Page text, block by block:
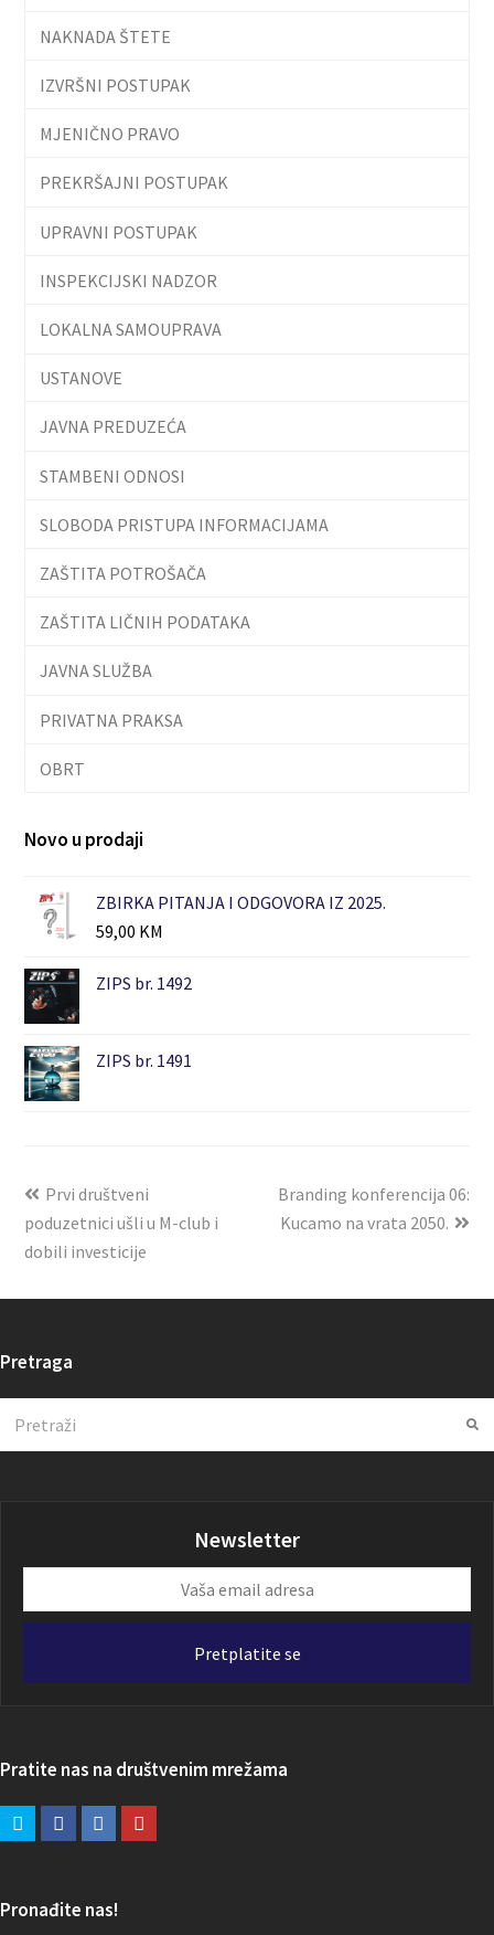
NAKNADA ŠTETE
IZVRŠNI POSTUPAK
MJENIČNO PRAVO
PREKRŠAJNI POSTUPAK
UPRAVNI POSTUPAK
INSPEKCIJSKI NADZOR
LOKALNA SAMOUPRAVA
USTANOVE
JAVNA PREDUZEĆA
STAMBENI ODNOSI
SLOBODA PRISTUPA INFORMACIJAMA
ZAŠTITA POTROŠAČA
ZAŠTITA LIČNIH PODATAKA
JAVNA SLUŽBA
PRIVATNA PRAKSA
OBRT
Novo u prodaji
ZBIRKA PITANJA I ODGOVORA IZ 2025.
59,00 KM
ZIPS br. 1492
ZIPS br. 1491
Prvi društveni
poduzetnici ušli u M-club i
dobili investicije
Branding konferencija 06:
Kucamo na vrata 2050.
Pretraga
Newsletter
email
Pretplatite se
Pratite nas na društvenim mrežama
Pronađite nas!